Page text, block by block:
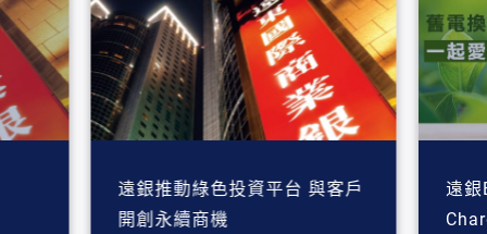
遠銀推動綠色投資平台 與客戶
開創永續商機
遠